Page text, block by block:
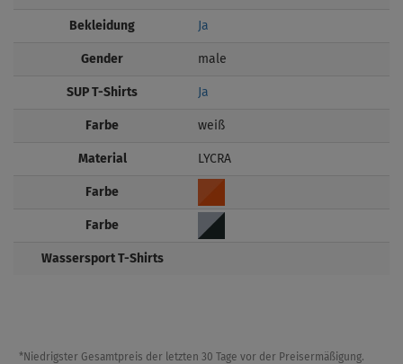
Bekleidung Ja
Gender male
SUP T-Shirts Ja
Farbe weiß
Material LYCRA
Farbe
Farbe
Wassersport T-Shirts
*Niedrigster Gesamtpreis der letzten 30 Tage vor der Preisermäßigung.